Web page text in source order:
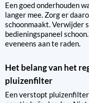
Een goed onderhouden
langer mee. Zorg er
schoonmaakt. Verwijder
bedieningspaneel
eveneens aan te raden.
Het belang van het regelmatig legen van het
pluizenfilter
Een verstopt